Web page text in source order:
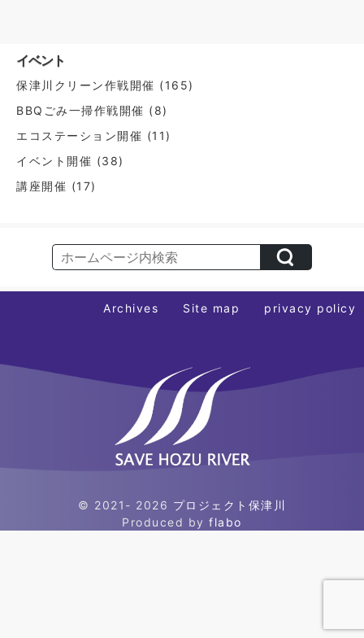
シ
ョ
イベント
保津川クリーン作戦開催 (165)
BBQごみ一掃作戦開催 (8)
エコステーション開催 (11)
イベント開催 (38)
講座開催 (17)
Archives Site map privacy policy
© 2021- 2026 プロジェクト保津川
Produced byflabo